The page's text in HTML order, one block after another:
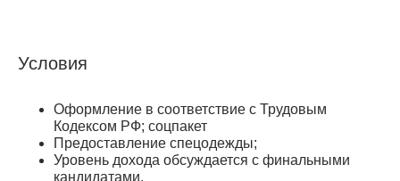
Условия
Оформление в соответствие с Трудовым
Кодексом РФ; соцпакет
Предоставление спецодежды;
Уровень дохода обсуждается с финальными
кандидатами.
ОТКЛИКНУТЬСЯ